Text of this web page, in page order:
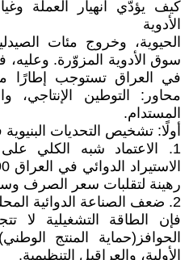
كيف يؤدّي انهيار العملة
الأدوية
الحيوية، وخروج مئات
سوق الأدوية المزوّرة. وعليه،
في العراق تستوجب إطارًا
محاور: التوطين الإنتاجي،
المستدام.
أولًا: تشخيص التحديات
1. الاعتماد شبه الكلي
رهينة لتقلبات سعر الصرف
2. ضعف الصناعة الدوائية
الحوافز(حماية المنتج
الأولية، والعراقيل التنظيمية.